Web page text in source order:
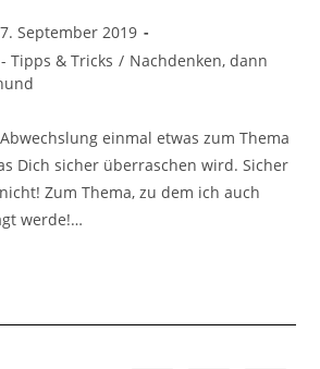
September 2019
Tipps & Tricks / Nachdenken, dann
einmal etwas zum Thema
Dich sicher überraschen wird. Sicher
Zum Thema, zu dem ich auch
werde!…